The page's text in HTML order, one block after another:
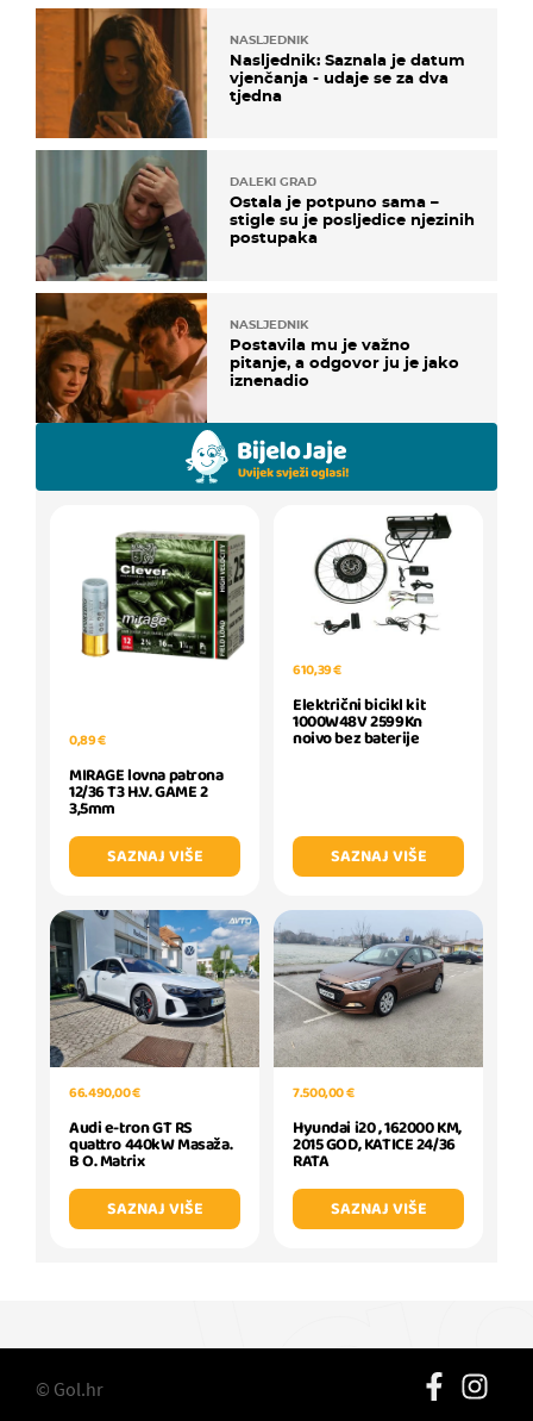
NASLJEDNIK
Nasljednik: Saznala je datum
vjenčanja - udaje se za dva
tjedna
DALEKI GRAD
Ostala je potpuno sama –
stigle su je posljedice njezinih
postupaka
NASLJEDNIK
Postavila mu je važno
pitanje, a odgovor ju je jako
iznenadio
0,89 €
MIRAGE lovna patrona
12/36 T3 H.V. GAME 2
3,5mm
SAZNAJ VIŠE
610,39 €
Električni bicikl kit
1000W48V 2599Kn
noivo bez baterije
SAZNAJ VIŠE
66.490,00 €
Audi e-tron GT RS
quattro 440kW Masaža.
B O. Matrix
SAZNAJ VIŠE
7.500,00 €
Hyundai i20 , 162000 KM,
2015 GOD, KATICE 24/36
RATA
SAZNAJ VIŠE
© Gol.hr